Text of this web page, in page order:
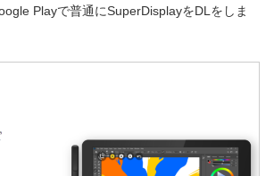
Playで普通にSuperDisplayをDLをしま